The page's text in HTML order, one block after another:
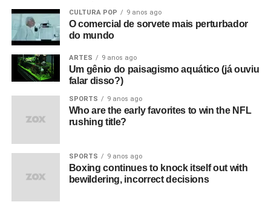
na verdade, só tinha umas dez pessoas no Factory Club.
Eu não conseguia acreditar. Eu simplesmente sabia que
aquilo era a nova onda. Era isso. Eles eram muito mais
uma banda para substituir as bandas de pub rock. Aquilo
era algo maior e artisticamente mais significativo do que o
punk. Pelo menos para mim.
O que aconteceu com o filme quando foi editado e
cinema Scala, em Londres – um cinema de verdade!
Qual foi a reação a isso? Bem, eles fizeram três
CULTURA POP 9 anos ago
O comercial de sorvete mais perturbador
do mundo
ARTES 9 anos ago
Um gênio do paisagismo aquático (já ouviu
falar disso?)
SPORTS 9 anos ago
Who are the early favorites to win the NFL
rushing title?
SPORTS 9 anos ago
Boxing continues to knock itself out with
bewildering, incorrect decisions